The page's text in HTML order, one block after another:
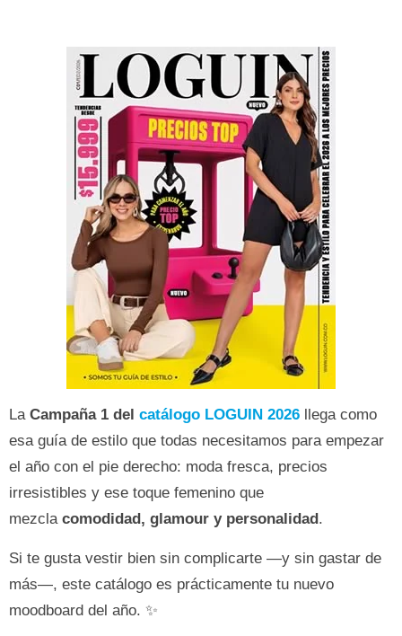
La Campaña 1 del catálogo LOGUIN 2026 llega como
esa guía de estilo que todas necesitamos para empezar
el año con el pie derecho: moda fresca, precios
irresistibles y ese toque femenino que
mezcla comodidad, glamour y personalidad.
Si te gusta vestir bien sin complicarte —y sin gastar de
más—, este catálogo es prácticamente tu nuevo
moodboard del año. ✨